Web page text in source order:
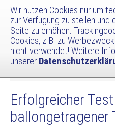
Zum
Inhalt
springen
Newsliste
LTA für Erfassung von Geo-
Erfolgreicher
ballongetragener
Wir nutzen Cookies nur um
zur Verfügung zu stellen und
Seite zu erhöhen.
Cookies, z.B. zu
nicht verwendet! Weitere
unserer